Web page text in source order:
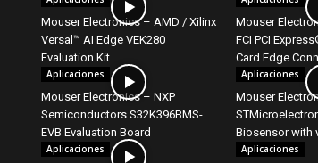
Mouser Electronics – AMD / Xilinx
Versal™ AI Edge VEK280
Evaluation Kit
Mouser
FCI PCI
Card Edge
Aplicaciones
Mouser Electronics – NXP
Semiconductors S32K396BMS-
EVB Evaluation Board
Aplicaciones
Mouser
Biosensor with
Aplicaciones Aplicaciones